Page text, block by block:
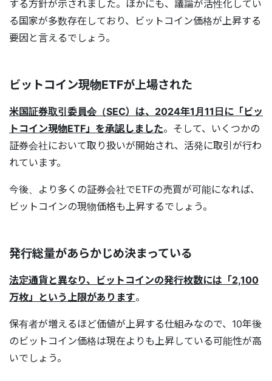
する方針が示されました。ほかにも、議論が活性化してい
る国家が多数存在しており、ビットコイン価格が上昇する
要因と言えるでしょう。
ビットコイン現物ETFが上場された
米国証券取引委員会（SEC）は、2024年1月11日に「ビッ
トコイン現物ETF」を承認しました。そして、いくつかの
証券会社において取り扱いが開始され、活発に取引が行わ
れています。
今後、より多くの証券会社でETFの売買が可能になれば、
ビットコインの現物価格も上昇するでしょう。
発行総量があらかじめ決まっている
法定通貨と異なり、ビットコインの発行枚数には「2,100
万枚」という上限があります。
保有者が増えるほど価値が上昇する仕組みなので、10年後
のビットコイン価格は現在よりも上昇している可能性が高
いでしょう。